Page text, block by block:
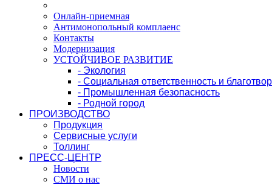
Онлайн-приемная
Антимонопольный комплаенс
Контакты
Модернизация
УСТОЙЧИВОЕ РАЗВИТИЕ
- Экология
- Социальная ответственность и
- Промышленная безопасность
- Родной город
ПРОИЗВОДСТВО
Продукция
Сервисные услуги
Толлинг
ПРЕСС-ЦЕНТР
Новости
СМИ о нас